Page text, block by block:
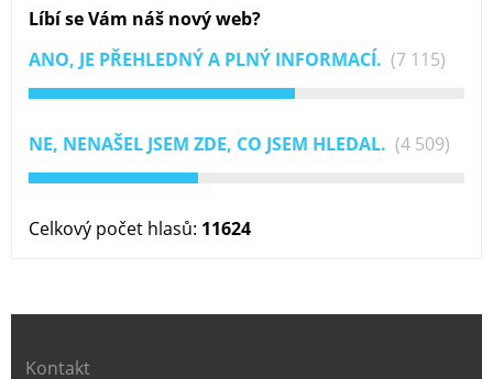
Líbí se Vám náš nový web?
ANO, JE PŘEHLEDNÝ A PLNÝ INFORMACÍ. (7 115)
NE, NENAŠEL JSEM ZDE, CO JSEM HLEDAL. (4 509)
Celkový počet hlasů: 11624
Kontakt